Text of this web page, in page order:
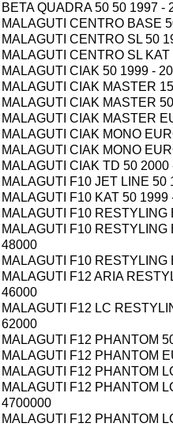
BETA QUADRA 50 50 1997 -
MALAGUTI CENTRO BASE
MALAGUTI CENTRO SL 50
MALAGUTI CENTRO SL
MALAGUTI CIAK 50 1999 -
MALAGUTI CIAK MASTER
MALAGUTI CIAK MASTER
MALAGUTI CIAK MASTER
MALAGUTI CIAK MONO
MALAGUTI CIAK MONO
MALAGUTI CIAK TD 50
MALAGUTI F10 JET LINE 50
MALAGUTI F10 KAT 50 1999
MALAGUTI F10 RESTYLING
MALAGUTI F10 RESTYLING
48000
MALAGUTI F10
MALAGUTI F12 ARIA
46000
MALAGUTI F12 LC
62000
MALAGUTI F12 PHANTOM
MALAGUTI F12 PHANTOM
MALAGUTI F12 PHANTOM
MALAGUTI F12 PHANTOM
4700000
MALAGUTI F12 PHANTOM